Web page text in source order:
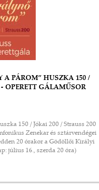
A PÁROM” HUSZKA 150 /
- OPERETT GÁLAMŰSOR
150 / Jókai 200 / Strauss 200
Zenekar és sztárvendégei
20 órakor a Gödöllői Királyi
július 16., szerda 20 óra)